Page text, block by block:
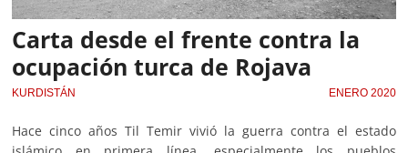
Carta desde el frente contra la
ocupación turca de Rojava
KURDISTÁN ENERO 2020
Hace cinco años Til Temir vivió la guerra contra el estado